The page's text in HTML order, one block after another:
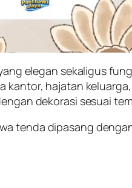
elegan sekaligus
kantor, hajatan
dekorasi sesuai
tenda dipasang